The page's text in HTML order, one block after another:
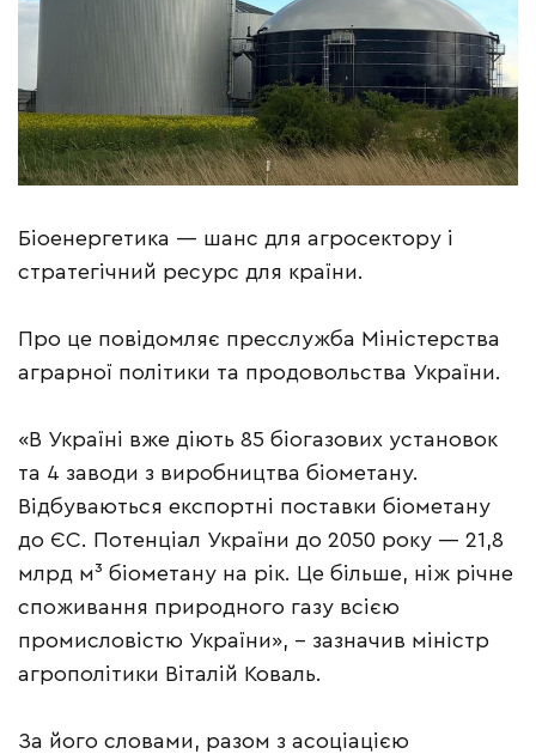
Біоенергетика — шанс для агросектору і
стратегічний ресурс для країни.
Про це повідомляє пресслужба Міністерства
аграрної політики та продовольства України.
«В Україні вже діють 85 біогазових установок
та 4 заводи з виробництва біометану.
Відбуваються експортні поставки біометану
до ЄС. Потенціал України до 2050 року — 21,8
млрд м³ біометану на рік. Це більше, ніж річне
споживання природного газу всією
промисловістю України», – зазначив міністр
агрополітики Віталій Коваль.
За його словами, разом з асоціацією